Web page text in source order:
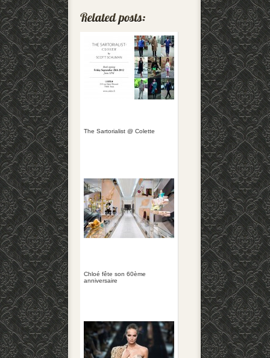
The Sartorialist @ Colette
Chloé fête son 60ème
anniversaire